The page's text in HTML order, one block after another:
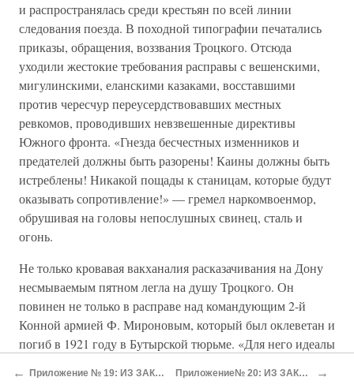
и распространялась среди крестьян по всей линии
следования поезда. В походной типографии печатались
приказы, обращения, воззвания Троцкого. Отсюда
уходили жестокие требования расправы с вешенскими,
мигулинскими, еланскими казаками, восставшими
против чересчур переусердствовавших местных
ревкомов, проводивших невзвешенные директивы
Южного фронта. «Гнезда бесчестных изменников и
предателей должны быть разорены! Каины должны быть
истреблены! Никакой пощады к станицам, которые будут
оказывать сопротивление!» — гремел наркомвоенмор,
обрушивая на головы непослушных свинец, сталь и
огонь.
Не только кровавая вакханалия расказачивания на Дону
несмываемым пятном легла на душу Троцкого. Он
повинен не только в расправе над командующим 2-й
Конной армией Ф. Мироновым, который был оклеветан и
погиб в 1921 году в Бутырской тюрьме. «Для него идеалы
высшей целью, во имя достижения которой он считал
← Приложение № 19: ИЗ ЗАКРЫТЫХ ИСТОЧНИКОВ Приложение№ 20: ИЗ ЗАКРЫТЫХ ИСТОЧНИКОВ →